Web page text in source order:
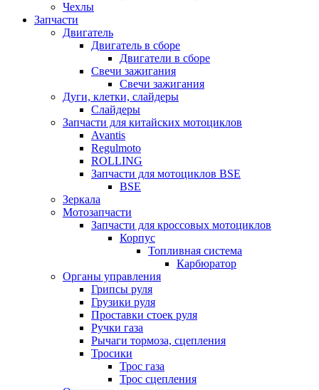
Чехлы
Запчасти
Двигатель
Двигатель в сборе
Двигатели в сборе
Свечи зажигания
Свечи зажигания
Дуги, клетки, слайдеры
Слайдеры
Запчасти для китайских мотоциклов
Avantis
Regulmoto
ROLLING
Запчасти для мотоциклов BSE
BSE
Зеркала
Мотозапчасти
Запчасти для кроссовых мотоциклов
Корпус
Топливная система
Карбюратор
Органы управления
Грипсы руля
Грузики руля
Проставки стоек руля
Ручки газа
Рычаги тормоза, сцепления
Тросики
Трос газа
Трос сцепления